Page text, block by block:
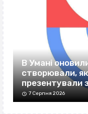
В Умані
створювали,
презентували
7 Серпня 2026